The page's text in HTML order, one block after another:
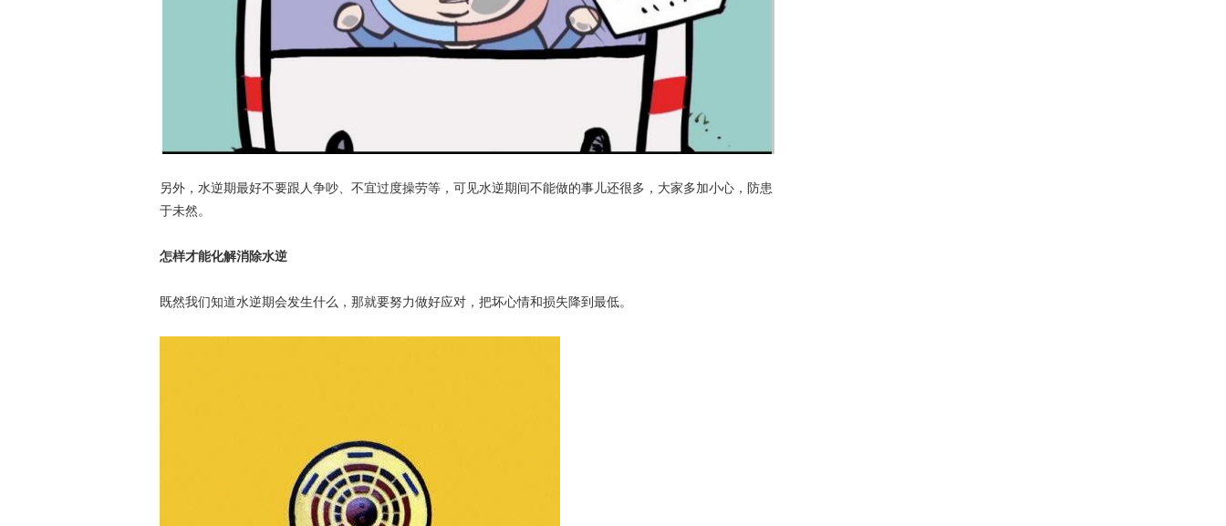
另外，水逆期最好不要跟人争吵、不宜过度操劳等，可见水逆期间不能做的事儿还很多，大家多加小心，防患
于未然。
怎样才能化解消除水逆
既然我们知道水逆期会发生什么，那就要努力做好应对，把坏心情和损失降到最低。